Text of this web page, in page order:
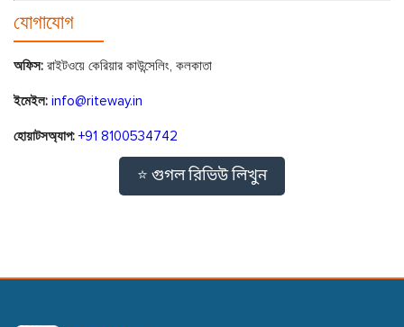
যোগাযোগ
অফিস: রাইটওয়ে কেরিয়ার কাউন্সেলিং, কলকাতা
ইমেইল: info@riteway.in
হোয়াটসঅ্যাপ: +91 8100534742
⭐ গুগল রিভিউ লিখুন